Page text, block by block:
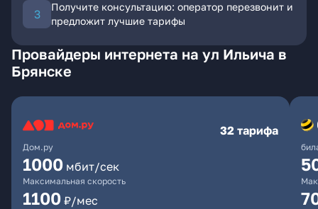
Получите консультацию: оператор перезвонит и
предложит лучшие тарифы
Провайдеры интернета на ул Ильича в
Брянске
Дом.ру
32 тарифа
1000 мбит/сек
Максимальная скорость
1100 ₽/мес